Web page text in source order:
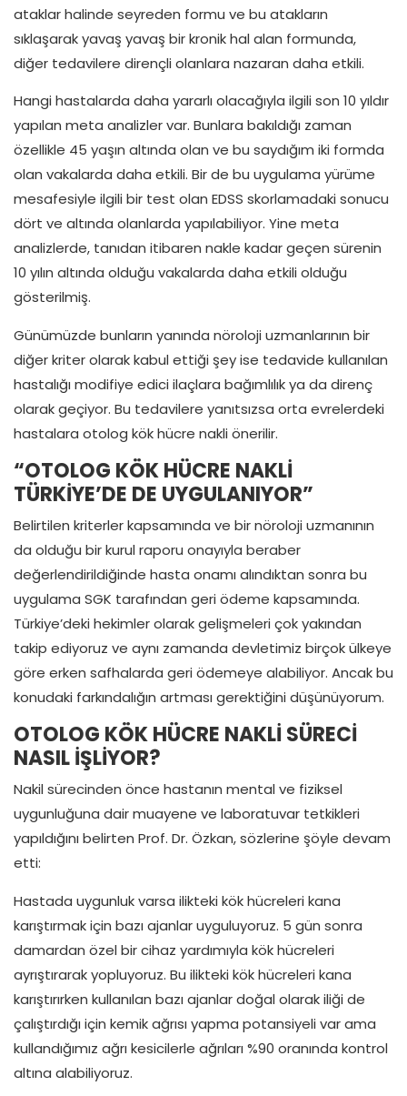
ataklar halinde seyreden formu ve bu atakların
sıklaşarak yavaş yavaş bir kronik hal alan formunda,
diğer tedavilere dirençli olanlara nazaran daha etkili.
Hangi hastalarda daha yararlı olacağıyla ilgili son 10 yıldır
yapılan meta analizler var. Bunlara bakıldığı zaman
özellikle 45 yaşın altında olan ve bu saydığım iki formda
olan vakalarda daha etkili. Bir de bu uygulama yürüme
mesafesiyle ilgili bir test olan EDSS skorlamadaki sonucu
dört ve altında olanlarda yapılabiliyor. Yine meta
analizlerde, tanıdan itibaren nakle kadar geçen sürenin
10 yılın altında olduğu vakalarda daha etkili olduğu
gösterilmiş.
Günümüzde bunların yanında nöroloji uzmanlarının bir
diğer kriter olarak kabul ettiği şey ise tedavide kullanılan
hastalığı modifiye edici ilaçlara bağımlılık ya da direnç
olarak geçiyor. Bu tedavilere yanıtsızsa orta evrelerdeki
hastalara otolog kök hücre nakli önerilir.
“OTOLOG KÖK HÜCRE NAKLİ
TÜRKİYE’DE DE UYGULANIYOR”
Belirtilen kriterler kapsamında ve bir nöroloji uzmanının
da olduğu bir kurul raporu onayıyla beraber
değerlendirildiğinde hasta onamı alındıktan sonra bu
uygulama SGK tarafından geri ödeme kapsamında.
Türkiye’deki hekimler olarak gelişmeleri çok yakından
takip ediyoruz ve aynı zamanda devletimiz birçok ülkeye
göre erken safhalarda geri ödemeye alabiliyor. Ancak bu
konudaki farkındalığın artması gerektiğini düşünüyorum.
OTOLOG KÖK HÜCRE NAKLİ SÜRECİ
NASIL İŞLİYOR?
Nakil sürecinden önce hastanın mental ve fiziksel
uygunluğuna dair muayene ve laboratuvar tetkikleri
yapıldığını belirten Prof. Dr. Özkan, sözlerine şöyle devam
etti:
Hastada uygunluk varsa ilikteki kök hücreleri kana
karıştırmak için bazı ajanlar uyguluyoruz. 5 gün sonra
damardan özel bir cihaz yardımıyla kök hücreleri
ayrıştırarak yopluyoruz. Bu ilikteki kök hücreleri kana
karıştırırken kullanılan bazı ajanlar doğal olarak iliği de
çalıştırdığı için kemik ağrısı yapma potansiyeli var ama
kullandığımız ağrı kesicilerle ağrıları %90 oranında kontrol
altına alabiliyoruz.